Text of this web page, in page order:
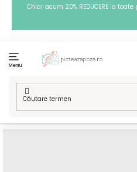
Chiar acum 20% REDUCERE la
Meniu
Acasă
Tehnici / Pictură pe numere
Bună dispoziție